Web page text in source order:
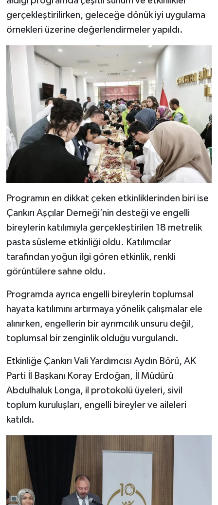
gerçekleştirilirken, geleceğe dönük iyi uygulama
örnekleri üzerine değerlendirmeler yapıldı.
Programın en dikkat çeken etkinliklerinden biri ise
Çankırı Aşçılar Derneği’nin desteği ve engelli
bireylerin katılımıyla gerçekleştirilen 18 metrelik
pasta süsleme etkinliği oldu. Katılımcılar
tarafından yoğun ilgi gören etkinlik, renkli
görüntülere sahne oldu.
Programda ayrıca engelli bireylerin toplumsal
hayata katılımını artırmaya yönelik çalışmalar ele
alınırken, engellerin bir ayrımcılık unsuru değil,
toplumsal bir zenginlik olduğu vurgulandı.
Etkinliğe Çankırı Vali Yardımcısı Aydın Börü, AK
Parti İl Başkanı Koray Erdoğan, İl Müdürü
Abdulhaluk Longa, il protokolü üyeleri, sivil
toplum kuruluşları, engelli bireyler ve aileleri
katıldı.